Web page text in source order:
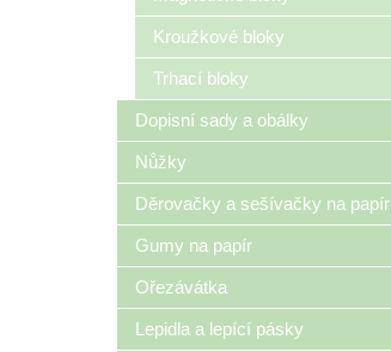
Kroužkové bloky
Trhací bloky
Dopisní sady a obálky
Nůžky
Děrovačky a sešívačky na papír
Gumy na papír
Ořezávátka
Lepidla a lepící pásky